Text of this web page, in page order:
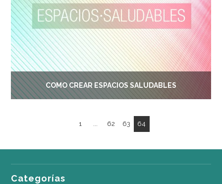
CÓMO CREAR ESPACIOS SALUDABLES
1 62 63 64
Categorías